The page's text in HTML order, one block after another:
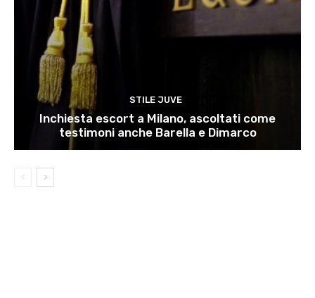
STILE JUVE
Inchiesta escort a Milano, ascoltati come
testimoni anche Barella e Dimarco